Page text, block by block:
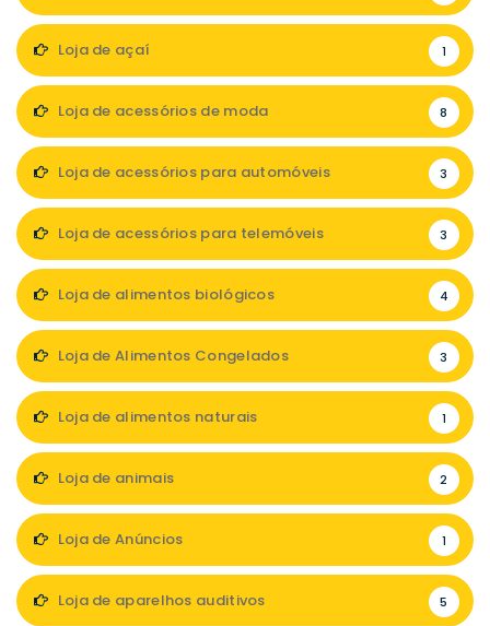
Loja de açaí 1
Loja de acessórios de moda 8
Loja de acessórios para automóveis 3
Loja de acessórios para telemóveis 3
Loja de alimentos biológicos 4
Loja de Alimentos Congelados 3
Loja de alimentos naturais 1
Loja de animais 2
Loja de Anúncios 1
Loja de aparelhos auditivos 5